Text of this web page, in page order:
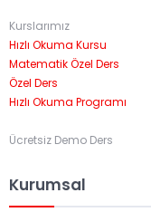
Kurslarımız
Hızlı Okuma Kursu
Matematik Özel Ders
Özel Ders
Hızlı Okuma Programı
Ücretsiz Demo Ders
Kurumsal